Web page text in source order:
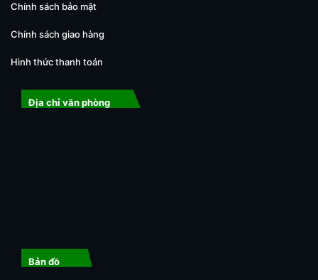
Chính sách bảo mật
Chính sách giao hàng
Hình thức thanh toán
Địa chỉ văn phòng
Bản đồ